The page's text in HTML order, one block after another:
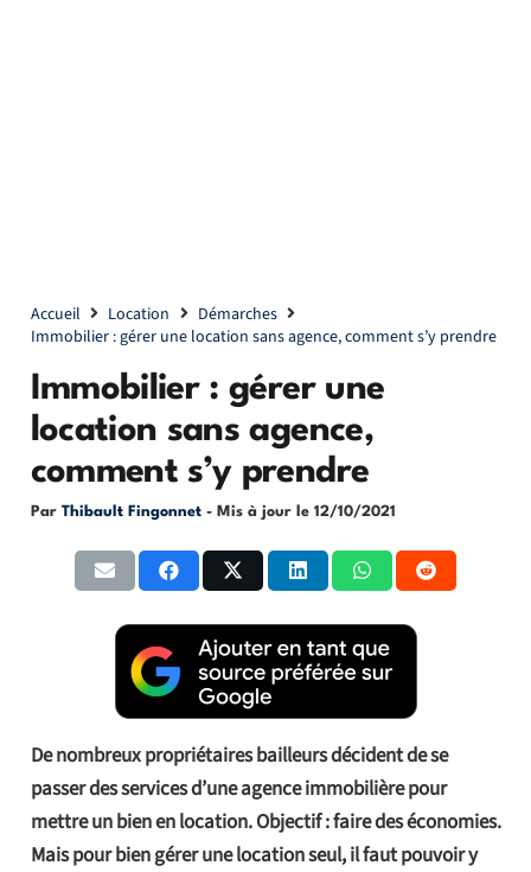
Accueil Location
Démarches
Immobilier : gérer une location sans agence, comment s’y prendre
Immobilier : gérer une
location sans agence,
comment s’y prendre
Par Thibault Fingonnet - Mis à jour le 12/10/2021
De nombreux propriétaires bailleurs décident de se
passer des services d’une agence immobilière pour
mettre un bien en location. Objectif : faire des économies.
Mais pour bien gérer une location seul, il faut pouvoir y